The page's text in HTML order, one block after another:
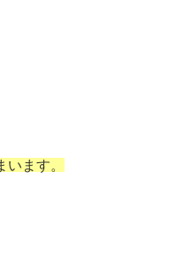
います。